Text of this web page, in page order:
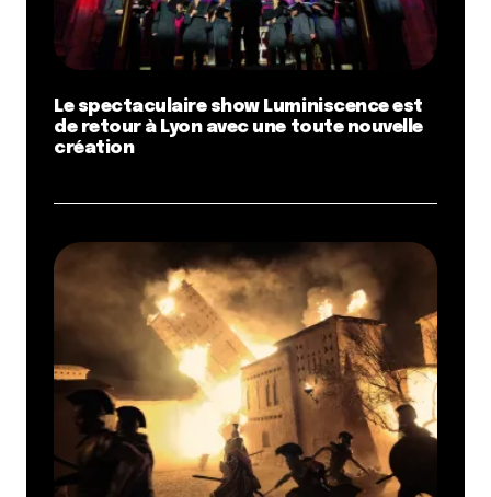
Le spectaculaire show Luminiscence est
de retour à Lyon avec une toute nouvelle
création